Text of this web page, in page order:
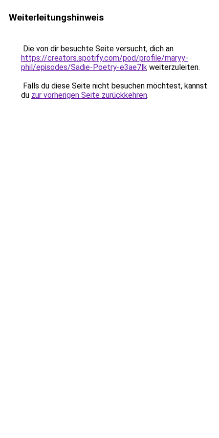
Weiterleitungshinweis
Die von dir besuchte Seite versucht, dich an
https://creators.spotify.com/pod/profile/maryy-
phil/episodes/Sadie-Poetry-e3ae7lk weiterzuleiten.
Falls du diese Seite nicht besuchen möchtest, kannst
du zur vorherigen Seite zurückkehren.